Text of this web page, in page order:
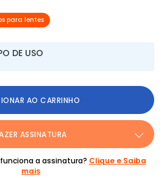
para lentes
DE USO
AO CARRINHO
ASSINATURA
a assinatura? Clique e Saiba
mais